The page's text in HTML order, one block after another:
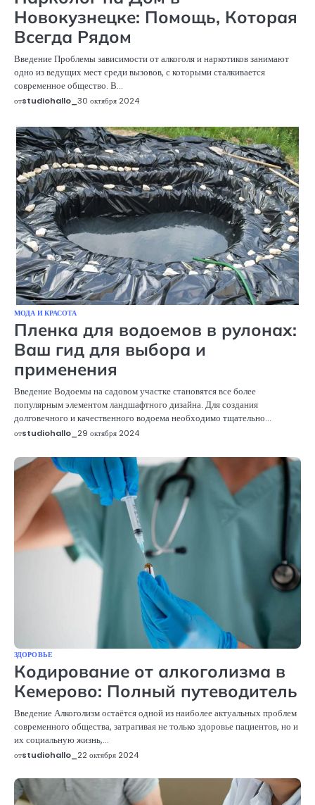
Новокузнецке: Помощь, Которая
Всегда Рядом
Введение Проблемы зависимости от алкоголя и наркотиков занимают
одно из ведущих мест среди вызовов, с которыми сталкивается
современное общество. В…
отstudiohallo_ 30 октября 2024
МОДА И КРАСОТА
Пленка для водоемов в рулонах:
Ваш гид для выбора и
применения
Введение Водоемы на садовом участке становятся все более
популярным элементом ландшафтного дизайна. Для создания
долговечного и качественного водоема необходимо тщательно…
отstudiohallo_ 29 октября 2024
ЗДОРОВЬЕ
Кодирование от алкоголизма в
Кемерово: Полный путеводитель
Введение Алкоголизм остаётся одной из наиболее актуальных проблем
современного общества, затрагивая не только здоровье пациентов, но и
их социальную жизнь,…
отstudiohallo_ 22 октября 2024